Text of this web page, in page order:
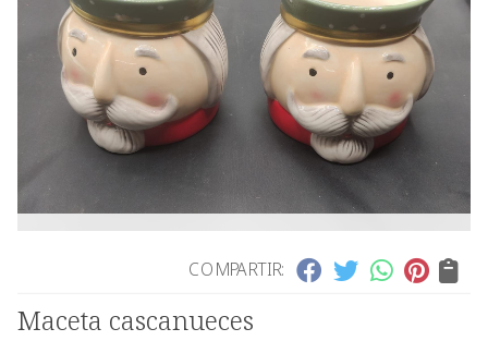
COMPARTIR:
Maceta cascanueces